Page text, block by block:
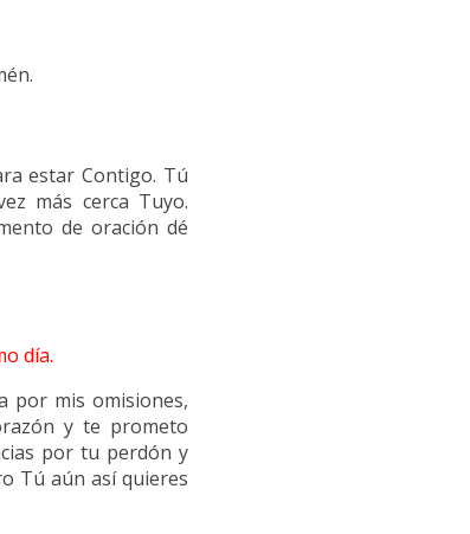
estar Contigo. Tú
más cerca Tuyo.
de oración dé
día.
por mis omisiones,
y te prometo
por tu perdón y
Tú aún así quieres